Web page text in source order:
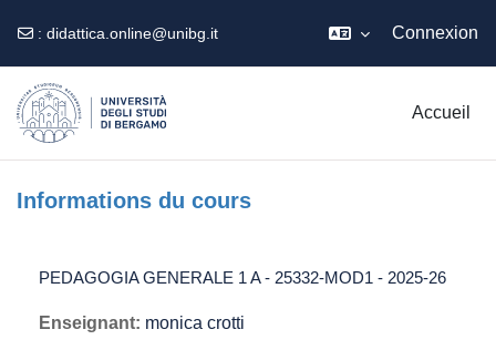
: didattica.online@unibg.it Connexion
Accueil
Informations du cours
PEDAGOGIA GENERALE 1 A - 25332-MOD1 - 2025-26
Enseignant: monica crotti